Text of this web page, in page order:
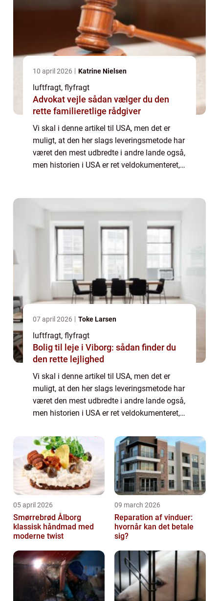
10 april 2026 Katrine Nielsen
luftfragt, flyfragt
Advokat vejle sådan vælger du den
rette familieretlige rådgiver
Vi skal i denne artikel til USA, men det er
muligt, at den her slags leveringsmetode har
været den mest udbredte i andre lande også,
men historien i USA er ret veldokumenteret,
07 april 2026 Toke Larsen
luftfragt, flyfragt
Bolig til leje i Viborg: sådan finder du
den rette lejlighed
Vi skal i denne artikel til USA, men det er
muligt, at den her slags leveringsmetode har
været den mest udbredte i andre lande også,
men historien i USA er ret veldokumenteret,
også, at den her slags fr...
05 april 2026
Smørrebrød Ålborg
klassisk håndmad med
moderne twist
09 march 2026
Reparation af vinduer:
hvornår kan det betale
sig?